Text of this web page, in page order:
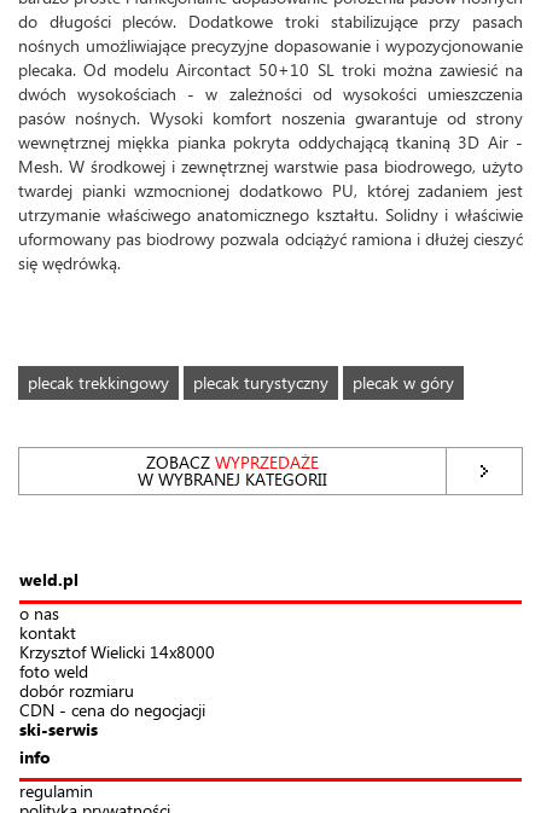
do długości pleców. Dodatkowe troki stabilizujące przy pasach
nośnych umożliwiające precyzyjne dopasowanie i wypozycjonowanie
plecaka. Od modelu Aircontact 50+10 SL troki można zawiesić na
dwóch wysokościach - w zależności od wysokości umieszczenia
pasów nośnych. Wysoki komfort noszenia gwarantuje od strony
wewnętrznej miękka pianka pokryta oddychającą tkaniną 3D Air -
Mesh. W środkowej i zewnętrznej warstwie pasa biodrowego, użyto
twardej pianki wzmocnionej dodatkowo PU, której zadaniem jest
utrzymanie właściwego anatomicznego kształtu. Solidny i właściwie
uformowany pas biodrowy pozwala odciążyć ramiona i dłużej cieszyć
się wędrówką.
plecak trekkingowy plecak turystyczny plecak w góry
ZOBACZWYPRZEDAŻE
W WYBRANEJ KATEGORII
weld.pl
o nas
kontakt
Krzysztof Wielicki 14x8000
foto weld
dobór rozmiaru
CDN - cena do negocjacji
ski-serwis
info
regulamin